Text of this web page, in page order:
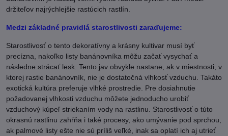
držiteľov najrýchlejšie rastúcich rastlín.
Medzi základné pravidlá starostlivosti zaraďujeme:
Starostlivosť o tento dekoratívny a krásny kultivar musí byť
precízna, nakoľko listy banánovníka môžu začať vysychať a
následne strácať lesk. Tento jav obvykle nastane, ak v miestnosti, v
ktorej rastie banánovník, nie je dostatočná vlhkosť vzduchu. Takáto
exotická kultúra preferuje vlhké prostredie. Pre dosiahnutie
požadovanej vlhkosti vzduchu môžete jednoducho urobiť
vzduchový kúpeľ striekaním vody na rastlinu. Starostlivosť o túto
okrasnú rastlinu zahŕňa i také procesy, ako umývanie pod sprchou,
ak palmové listy ešte nie sú príliš veľké, inak sa oplatí ich aj utrieť